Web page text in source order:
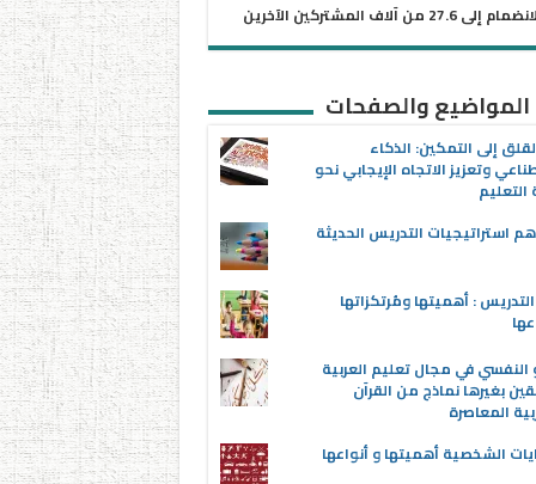
إلى 27.6 من آلاف المشتركين الآخرين
المواضيع والصفحات
إلى التمكين: الذكاء
وتعزيز الاتجاه الإيجابي نحو
استراتيجيات التدريس الحديثة
: أهميتها ومُرتكزاتها
النفسي في مجال تعليم العربية
بغيرها نماذج من القرآن
المعاصرة
الشخصية أهميتها و أنواعها